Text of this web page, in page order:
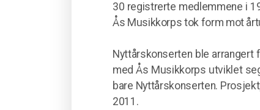
30 registrerte medlemmene i
Ås Musikkorps tok form mot
Nyttårskonserten ble arrangert
med Ås Musikkorps utviklet
bare Nyttårskonserten.
2011.